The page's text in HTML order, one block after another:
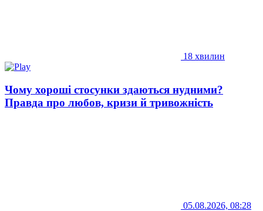
18 хвилин
Чому хороші стосунки здаються нудними?
Правда про любов, кризи й тривожність
05.08.2026, 08:28